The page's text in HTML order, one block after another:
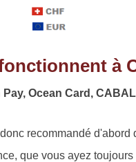
à
Ocean Card,
recommandé
que vous ayez